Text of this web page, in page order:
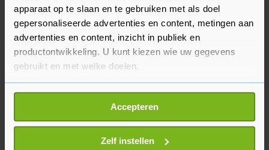
apparaat op te slaan en te gebruiken met als doel
gepersonaliseerde advertenties en content, metingen aan
advertenties en content, inzicht in publiek en
productontwikkeling. U kunt kiezen wie uw gegevens
gebruikt en met welke doelen.
Als u het toestaat, willen we ook graag:
Informatie verzamelen over uw geografische
locatie, die tot een paar meter nauwkeurig kan zijn
Uw apparaat identificeren door het actief te
Accepteren
Zelf instellen
Finale vorig jaar
Vorig jaar was Swiatek in Parijs in de finale te
sterk voor de Amerikaanse Coco Gauff. In 2020
versloeg ze Sofia Kenin uit de Verenigde Staten
in de eindstrijd. Swiatek gaat zaterdag op voor
haar vierde grandslamtitel. Vorig jaar was ze ook
de beste op de US Open.